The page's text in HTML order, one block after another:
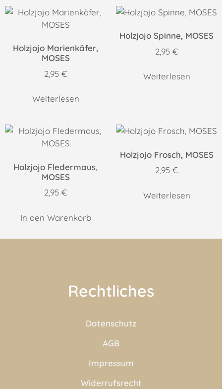
Holzjojo Marienkäfer,
MOSES
2,95 €
Weiterlesen
Holzjojo Spinne, MOSES
2,95 €
Weiterlesen
Holzjojo Fledermaus,
MOSES
2,95 €
In den Warenkorb
Holzjojo Frosch, MOSES
2,95 €
Weiterlesen
Rechtliches
Datenschutz
AGB
Impressum
Widerrufsrecht